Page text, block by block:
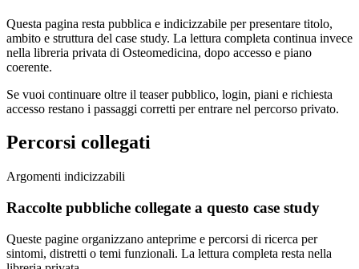
Questa pagina resta pubblica e indicizzabile per presentare titolo,
ambito e struttura del case study. La lettura completa continua invece
nella libreria privata di Osteomedicina, dopo accesso e piano
coerente.
Se vuoi continuare oltre il teaser pubblico, login, piani e richiesta
accesso restano i passaggi corretti per entrare nel percorso privato.
Percorsi collegati
Argomenti indicizzabili
Raccolte pubbliche collegate a questo case study
Queste pagine organizzano anteprime e percorsi di ricerca per
sintomi, distretti o temi funzionali. La lettura completa resta nella